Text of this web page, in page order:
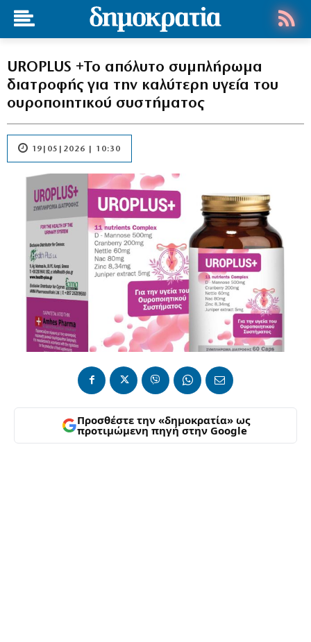
UROPLUS +Το απόλυτο συμπλήρωμα
διατροφής για την καλύτερη υγεία του
ουροποιητικού συστήματος
19|05|2026 | 10:30
Προσθέστε την «δημοκρατία» ως
προτιμώμενη πηγή στην Google